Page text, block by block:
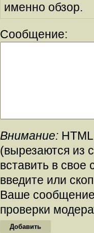
именно обзор.
Сообщение:
Внимание:
(вырезаются из
вставить в
введите или
Ваше
проверки